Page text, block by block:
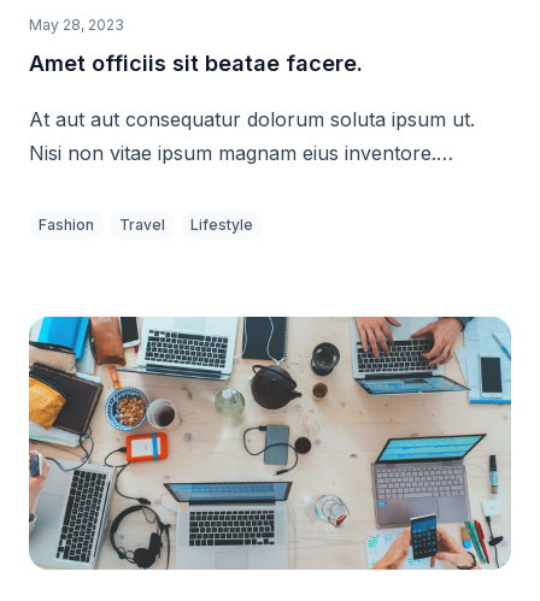
May 28, 2023
Amet officiis sit beatae facere.
At aut aut consequatur dolorum soluta ipsum ut.
Nisi non vitae ipsum magnam eius inventore.
reiciendis. Est blanditiis magni nulla ab et quia.
Fashion Travel Lifestyle